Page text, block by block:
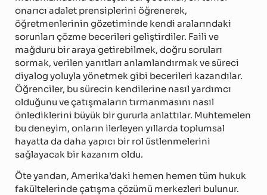
onarıcı adalet prensiplerini öğrenerek,
öğretmenlerinin gözetiminde kendi aralarındaki
sorunları çözme becerileri geliştirdiler. Faili ve
mağduru bir araya getirebilmek, doğru soruları
sormak, verilen yanıtları anlamlandırmak ve süreci
diyalog yoluyla yönetmek gibi becerileri kazandılar.
Öğrenciler, bu sürecin kendilerine nasıl yardımcı
olduğunu ve çatışmaların tırmanmasını nasıl
önlediklerini büyük bir gururla anlattılar. Muhtemelen
bu deneyim, onların ilerleyen yıllarda toplumsal
hayatta da daha yapıcı bir rol üstlenmelerini
sağlayacak bir kazanım oldu.
Öte yandan, Amerika’daki hemen hemen tüm hukuk
fakültelerinde çatışma çözümü merkezleri bulunur.